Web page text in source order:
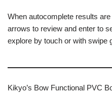
When autocomplete results
arrows to review and enter to
explore by touch or with swipe
Kikyo’s Bow Functional PVC